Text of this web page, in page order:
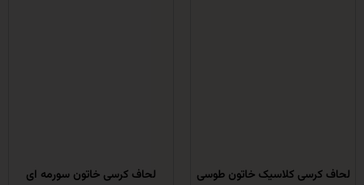
کلاسیک خاتون طوسی
لحاف کرسی خاتون سورمه ای